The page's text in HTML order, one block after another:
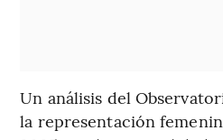
Un análisis del
la representación